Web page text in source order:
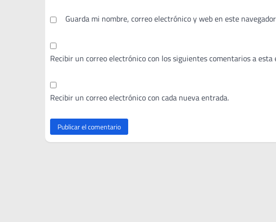
Guarda mi nombre, correo electrónico y web en este
Recibir un correo electrónico con los siguientes comentarios a esta
Recibir un correo electrónico con cada nueva entrada.